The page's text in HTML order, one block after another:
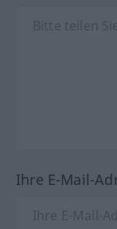
Ihre E-Mail-